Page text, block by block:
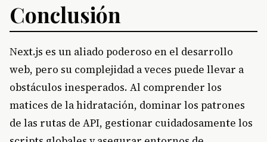
Conclusión
Next.js es un aliado poderoso en el desarrollo
web, pero su complejidad a veces puede llevar a
obstáculos inesperados. Al comprender los
matices de la hidratación, dominar los patrones
de las rutas de API, gestionar cuidadosamente los